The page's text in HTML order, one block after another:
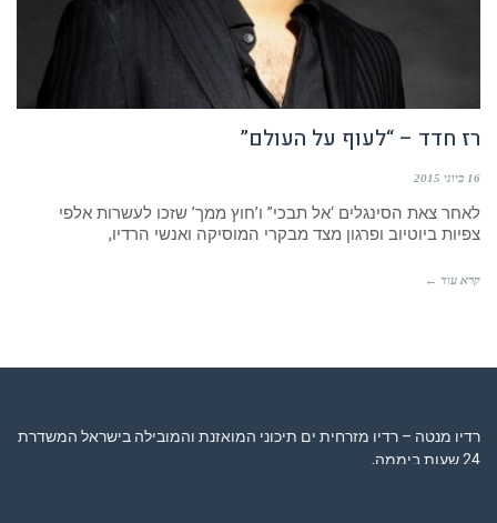
רז חדד – “לעוף על העולם”
16 ביוני 2015
לאחר צאת הסינגלים ‘אל תבכי” ו’חוץ ממך’ שזכו לעשרות אלפי
צפיות ביוטיוב ופרגון מצד מבקרי המוסיקה ואנשי הרדיו,
קרא עוד ←
רדיו מנטה – רדיו מזרחית ים תיכוני המואזנת והמובילה בישראל המשדרת
24 שעות ביממה,